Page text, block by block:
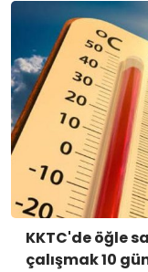
KKTC'de öğle
çalışmak 10